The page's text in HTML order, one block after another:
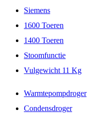
Siemens
1600 Toeren
1400 Toeren
Stoomfunctie
Vulgewicht 11 Kg
Warmtepompdroger
Condensdroger